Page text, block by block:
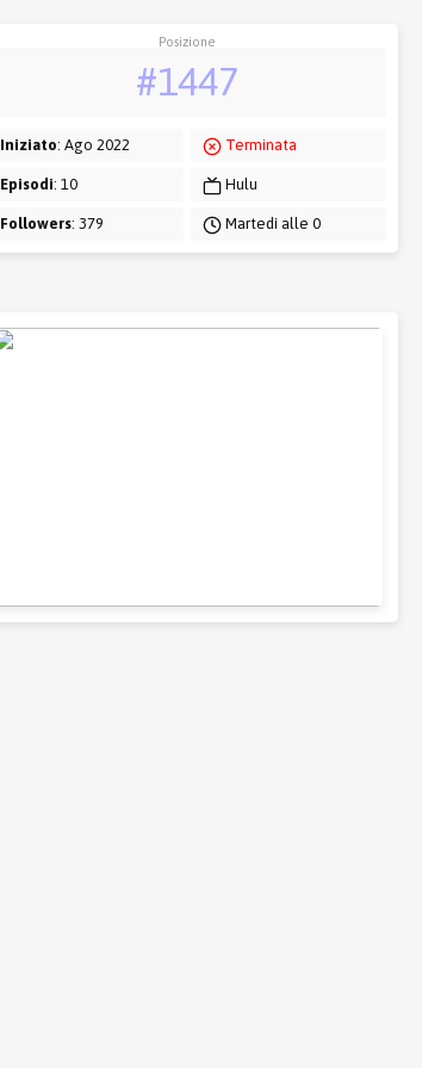
Posizione
#1447
Iniziato: Ago 2022
Episodi: 10
Followers: 379
Terminata
Hulu
Martedì alle 0